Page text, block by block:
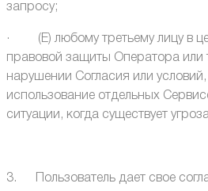
запросу;
· (Е) любому третьему лицу в
правовой защиты Оператора или
нарушении Согласия или
использование отдельных
ситуации, когда существует
3. Пользователь дает свое